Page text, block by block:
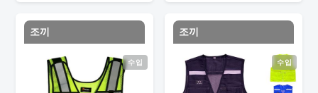
조끼
수입
조끼
수입